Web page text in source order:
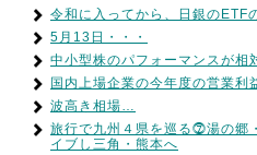
令和に入ってから、日銀のETF
5月13日・・・
中小型株のパフォーマンスが相
国内上場企業の今年度の営業利
波高き相場…
旅行で九州４県を巡る⓻湯の郷
イブし三角・熊本へ